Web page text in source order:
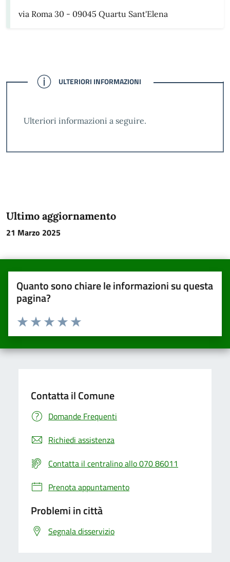
via Roma 30 - 09045 Quartu Sant'Elena
CONFERMATO
ULTERIORI INFORMAZIONI
Ulteriori informazioni a seguire.
Ultimo aggiornamento
21 Marzo 2025
Quanto sono chiare le informazioni su questa
pagina?
Valuta da 1 a 5 stelle la pagina
Valuta 5 stelle su 5
Valuta 4 stelle su 5
Valuta 3 stelle su 5
Valuta 2 stelle su 5
Valuta una stella su 5
Contatta il Comune
Domande Frequenti
Richiedi assistenza
Contatta il centralino allo 070 86011
Prenota appuntamento
Problemi in città
Segnala disservizio